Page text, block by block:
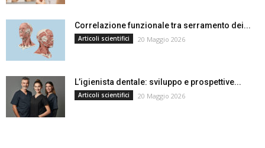
Correlazione funzionale tra serramento dei...
Articoli scientifici 20 Maggio 2026
L’igienista dentale: sviluppo e prospettive...
Articoli scientifici 20 Maggio 2026